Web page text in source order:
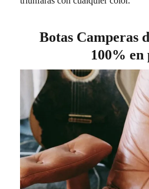
Botas Camperas
100% en